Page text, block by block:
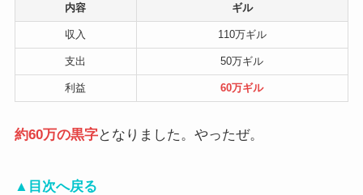
内容 ギル
収入 110万ギル
支出 50万ギル
利益 60万ギル
約60万の黒字となりました。やったぜ。
▲目次へ戻る